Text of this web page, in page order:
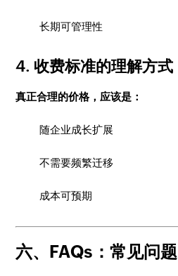
长期可管理性
4. 收费标准的理解方式
真正合理的价格，应该是：
随企业成长扩展
不需要频繁迁移
成本可预期
六、FAQs：常见问题